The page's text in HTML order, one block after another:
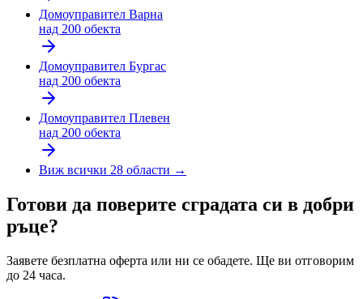
Домоуправител Варна
над 200 обекта
Домоуправител Бургас
над 200 обекта
Домоуправител Плевен
над 200 обекта
Виж всички 28 области →
Готови да поверите сградата си в добри
ръце?
Заявете безплатна оферта или ни се обадете. Ще ви отговорим
до 24 часа.